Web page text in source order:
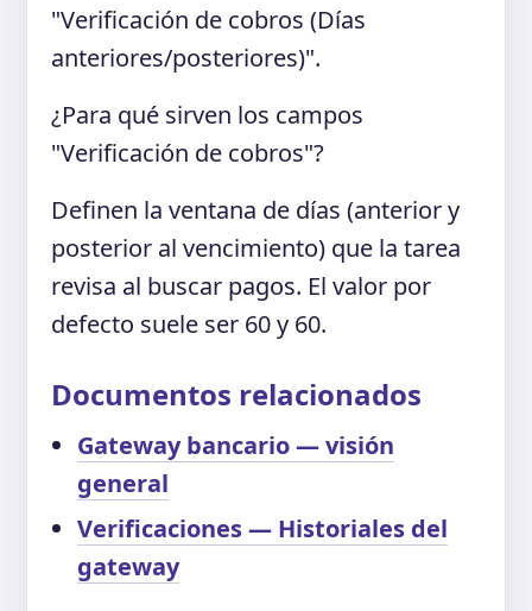
"Verificación de cobros (Días
anteriores/posteriores)".
¿Para qué sirven los campos
"Verificación de cobros"?
Definen la ventana de días (anterior y
posterior al vencimiento) que la tarea
revisa al buscar pagos. El valor por
defecto suele ser 60 y 60.
Documentos relacionados
Gateway bancario — visión
general
Verificaciones — Historiales del
gateway